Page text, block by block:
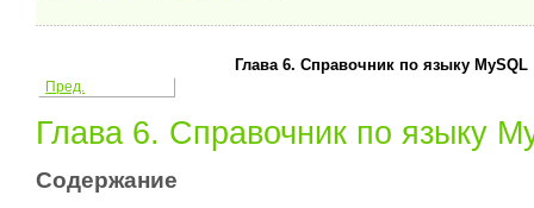
Глава 6. Справочник по языку MySQL
Пред.
Глава 6. Справочник по языку
Содержание